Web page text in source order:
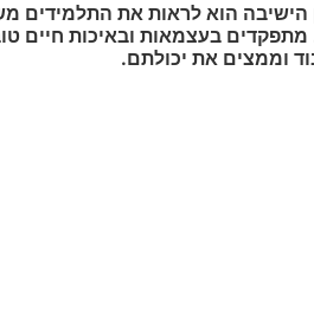
הישיבה הוא לראות את התלמידים
מתפקדים בעצמאות ובאיכות חיים
וממצים את יכולתם.